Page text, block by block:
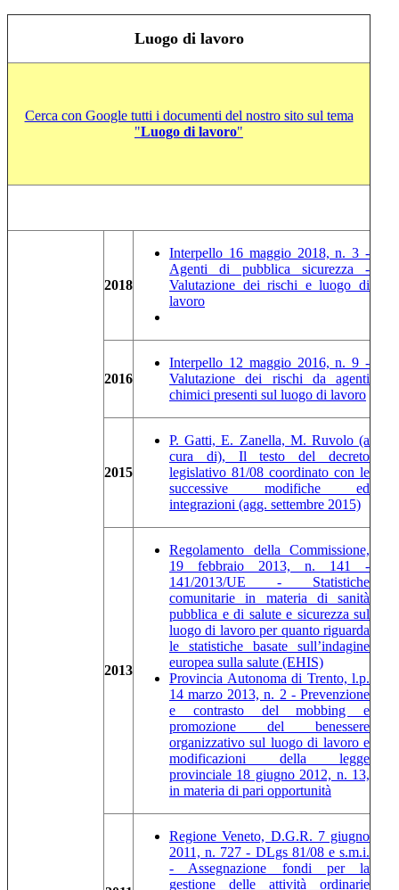
Luogo di lavoro
Cerca con Google tutti i documenti del nostro sito sul tema
"Luogo di lavoro"
2018
Interpello 16 maggio 2018, n. 3 -
Agenti di pubblica sicurezza -
Valutazione dei rischi e luogo di
lavoro
2016
Interpello 12 maggio 2016, n. 9 -
Valutazione dei rischi da agenti
chimici presenti sul luogo di lavoro
2015
P. Gatti, E. Zanella, M. Ruvolo (a
cura di), Il testo del decreto
legislativo 81/08 coordinato con le
successive modifiche ed
integrazioni (agg. settembre 2015)
2013
Regolamento della Commissione,
19 febbraio 2013, n. 141 -
141/2013/UE - Statistiche
comunitarie in materia di sanità
pubblica e di salute e sicurezza sul
luogo di lavoro per quanto riguarda
le statistiche basate sull’indagine
europea sulla salute (EHIS)
Provincia Autonoma di Trento, l.p.
14 marzo 2013, n. 2 - Prevenzione
e contrasto del mobbing e
promozione del benessere
organizzativo sul luogo di lavoro e
modificazioni della legge
provinciale 18 giugno 2012, n. 13,
in materia di pari opportunità
Regione Veneto, D.G.R. 7 giugno
2011, n. 727 - DLgs 81/08 e s.m.i.
- Assegnazione fondi per la
gestione delle attività ordinarie